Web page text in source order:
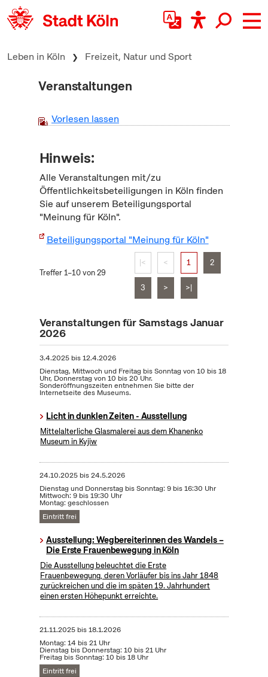
zum Inhalt springen
Leben in Köln Freizeit, Natur und Sport
Veranstaltungen
Vorlesen lassen
Hinweis:
Alle Veranstaltungen mit/zu
Öffentlichkeitsbeteiligungen in Köln finden
Sie auf unserem Beteiligungsportal
"Meinung für Köln".
Beteiligungsportal "Meinung für Köln"
Treffer 1–10 von 29
|< < 1 2
3 > >|
Veranstaltungen für Samstags Januar
2026
3.4.2025bis12.4.2026
Dienstag, Mittwoch und Freitag bis Sonntag von 10 bis 18
Uhr, Donnerstag von 10 bis 20 Uhr.
Sonderöffnungszeiten entnehmen Sie bitte der
Internetseite des Museums.
Licht in dunklen Zeiten - Ausstellung
Mittelalterliche Glasmalerei aus dem Khanenko
Museum in Kyjiw
24.10.2025bis24.5.2026
Dienstag und Donnerstag bis Sonntag: 9 bis 16:30 Uhr
Mittwoch: 9 bis 19:30 Uhr
Montag: geschlossen
Eintritt frei
Ausstellung: Wegbereiterinnen des Wandels –
Die Erste Frauenbewegung in Köln
Die Ausstellung beleuchtet die Erste
Frauenbewegung, deren Vorläufer bis ins Jahr 1848
zurückreichen und die im späten 19. Jahrhundert
einen ersten Höhepunkt erreichte.
21.11.2025bis18.1.2026
Montag: 14 bis 21 Uhr
Dienstag bis Donnerstag: 10 bis 21 Uhr
Freitag bis Sonntag: 10 bis 18 Uhr
Eintritt frei